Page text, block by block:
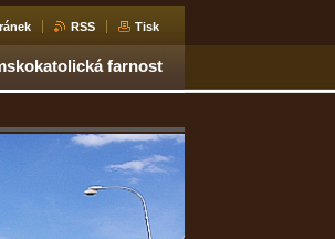
RSS Tisk
farnost